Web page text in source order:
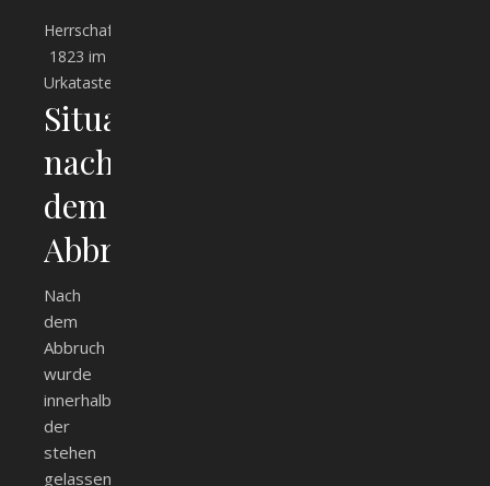
Herrschaftsbereich
1823 im
Urkataster
Situation
nach
dem
Abbruch
Nach
dem
Abbruch
wurde
innerhalb
der
stehen
gelassenen